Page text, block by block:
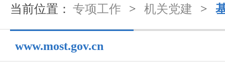
当前位置： 专项工作 > 机关党建 >
www.most.gov.cn